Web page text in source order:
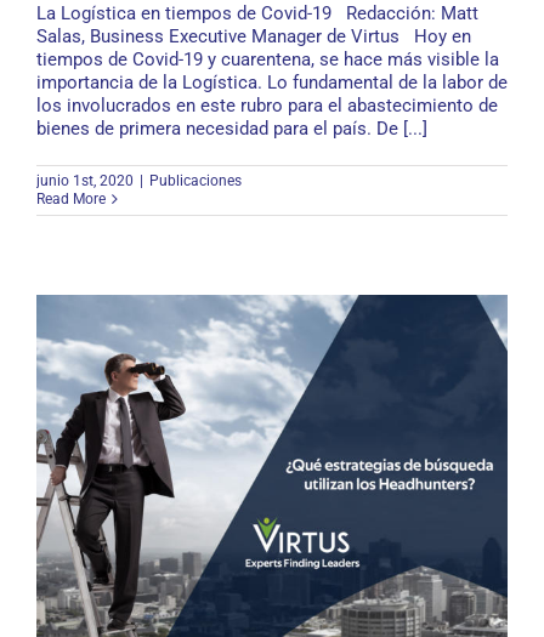
La Logística en tiempos de Covid-19: Los
Profesionales 24/7
La Logística en tiempos de Covid-19 Redacción: Matt
Salas, Business Executive Manager de Virtus Hoy en
tiempos de Covid-19 y cuarentena, se hace más visible la
importancia de la Logística. Lo fundamental de la labor de
los involucrados en este rubro para el abastecimiento de
bienes de primera necesidad para el país. De [...]
junio 1st, 2020 | Publicaciones
Read More